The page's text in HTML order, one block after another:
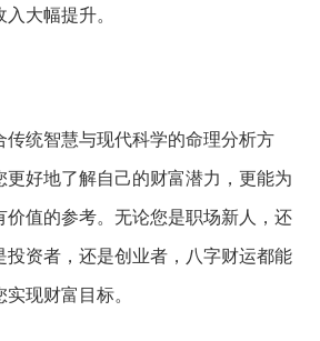
入大幅提升。
传统智慧与现代科学的命理分析方
更好地了解自己的财富潜力， 更能为
价值的参考。 无论您是职场新人， 还
资者， 还是创业者， 八字财运都能
实现财富目标。